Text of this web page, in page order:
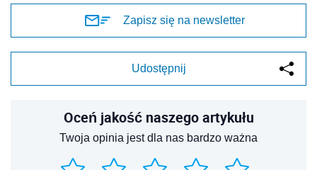
Zapisz się na newsletter
Udostępnij
Oceń jakość naszego artykułu
Twoja opinia jest dla nas bardzo ważna